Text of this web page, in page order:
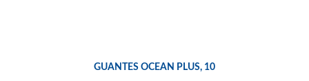
GUANTES OCEAN PLUS, 10